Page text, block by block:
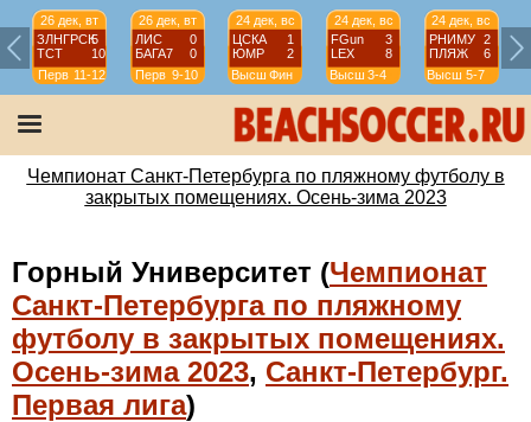
26 дек, вт
ЗЛНГРСК5
ТСТ
10
Перв 11-12
26 дек, вт
ЛИС
0
БАГА7
0
Перв 9-10
24 дек, вс
ЦСКА
1
ЮМР
2
Высш Фин
24 дек, вс
FGun
3
LEX
8
Высш 3-4
24 дек, вс
РНИМУ
2
ПЛЯЖ
6
Высш 5-7
Чемпионат Санкт-Петербурга по пляжному футболу в
закрытых помещениях. Осень-зима 2023
Горный Университет (Чемпионат
Санкт-Петербурга по пляжному
футболу в закрытых помещениях.
Осень-зима 2023, Санкт-Петербург.
Первая лига)